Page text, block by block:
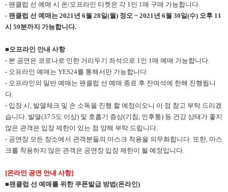
- 팬클럽 선 예매 시 온/오프라인 티켓은 각 1인 1매 구매 가능합니다.
- 팬클럽 선 예매는 2021년 6월 28일(월) 정오 ~ 2021년 6월 30일(수) 오후 11
시 59분까지 가능합니다.
■오프라인 안내 사항
- 본 공연은 코로나로 인한 거리두기 좌석으로 1인 1매 예매 가능합니다.
- 오프라인 예매는 YES24를 통해서만 가능합니다.
- 오프라인의 일반 예매는 팬클럽 선 예매 종료 후 잔여석에 한해 진행됩니
다.
- 입장 시, 발열체크 및 손 소독을 진행 할 예정이오니 이 점 참고 부탁 드리겠
습니다. 발열(37.5도 이상) 및 호흡기 증상(기침, 인후통) 등 건강 상태가 좋지
않은 관객은 입장 제한이 있는 점 양해 부탁 드립니다.
- 공연장 모든 장소에서 관객분들의 마스크 착용을 의무화합니다. 또한, 마스
크를 착용하지 않은 관객은 공연장 입장 제한이 될 예정입니다.
[온라인 공연 안내 사항]
■팬클럽 선 예매를 위한 쿠폰발급 방법(온라인)